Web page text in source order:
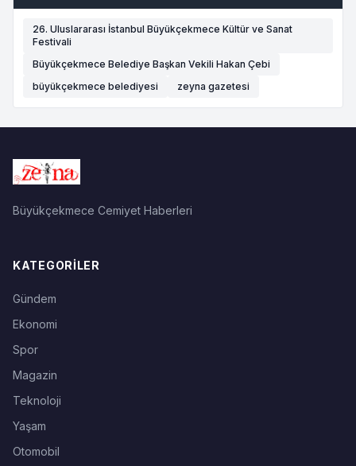
26. Uluslararası İstanbul Büyükçekmece Kültür ve Sanat
Festivali
Büyükçekmece Belediye Başkan Vekili Hakan Çebi
büyükçekmece belediyesi
zeyna gazetesi
Büyükçekmece Cemiyet Haberleri
KATEGORILER
Gündem
Ekonomi
Spor
Magazin
Teknoloji
Yaşam
Otomobil